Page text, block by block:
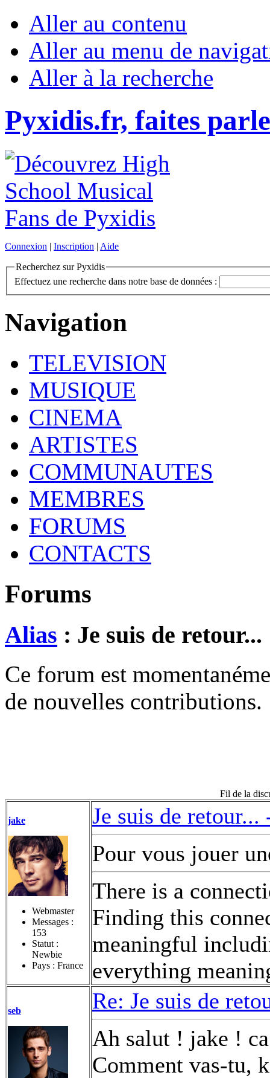
Aller au contenu
Aller au menu de
Aller à la recherche
Pyxidis.fr, faites
Connexion | Inscription | Aide
Recherchez sur Pyxidis
Effectuez une recherche dans notre base de données :
Navigation
TELEVISION
MUSIQUE
CINEMA
ARTISTES
COMMUNAUTES
MEMBRES
FORUMS
CONTACTS
Forums
Alias : Je suis de retour...
Ce forum est
de nouvelles contributions.
Fil de la
jake
Webmaster
Messages :
153
Statut :
Newbie
Pays : France
Je suis de
Pour vous jouer
There is a
Finding this
meaningful
everything
seb
Re: Je suis de
Ah salut ! jake !
Comment vas-tu,